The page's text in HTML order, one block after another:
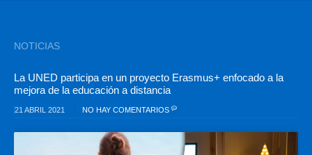
NOTICIAS
La UNED participa en un proyecto Erasmus+ enfocado a la
mejora de la educación a distancia
21 ABRIL 2021 NO HAY COMENTARIOS